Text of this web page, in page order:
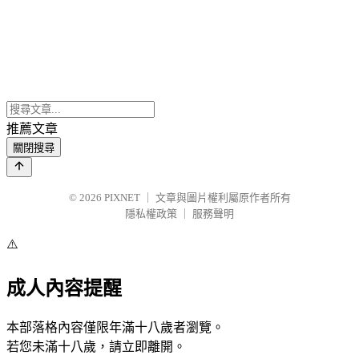
推薦文章
關閉搜尋
© 2026 PIXNET
文章與圖片權利屬原作者所有
隱私權政策
服務聲明
⚠️
成人內容提醒
本部落格內容僅限年滿十八歲者瀏覽。
若您未滿十八歲，請立即離開。